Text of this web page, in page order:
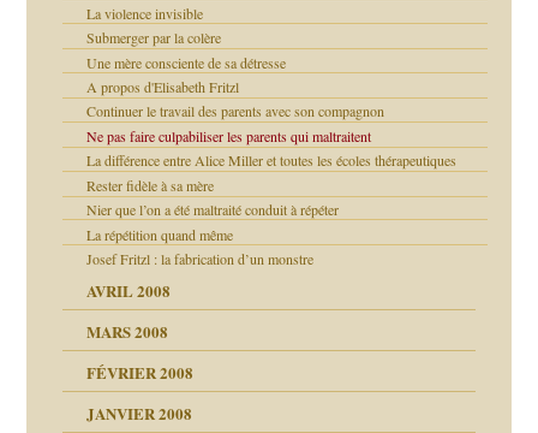
La violence invisible
Submerger par la colère
Une mère consciente de sa détresse
A propos d'Elisabeth Fritzl
Continuer le travail des parents avec son compagnon
Ne pas faire culpabiliser les parents qui maltraitent
La différence entre Alice Miller et toutes les écoles thérapeutiques
Rester fidèle à sa mère
Nier que l’on a été maltraité conduit à répéter
La répétition quand même
Josef Fritzl : la fabrication d’un monstre
AVRIL 2008
MARS 2008
FÉVRIER 2008
JANVIER 2008